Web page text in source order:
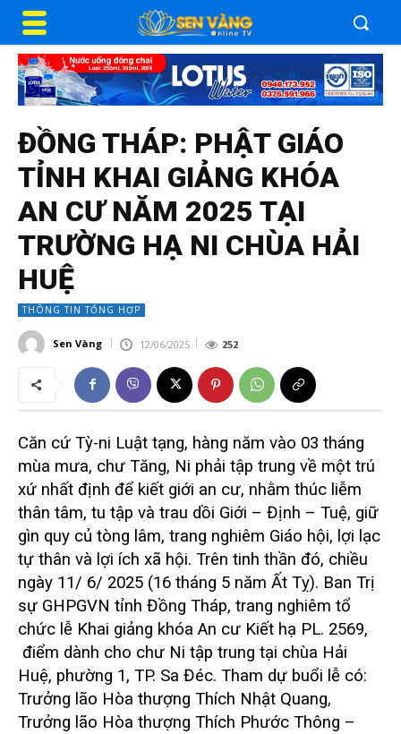
ĐỒNG THÁP: PHẬT GIÁO
TỈNH KHAI GIẢNG KHÓA
AN CƯ NĂM 2025 TẠI
TRƯỜNG HẠ NI CHÙA HẢI
HUỆ
THÔNG TIN TỔNG HỢP
Sen Vàng 12/06/2025 252
Căn cứ Tỳ-ni Luật tạng, hàng năm vào 03 tháng
mùa mưa, chư Tăng, Ni phải tập trung về một trú
xứ nhất định để kiết giới an cư, nhằm thúc liễm
thân tâm, tu tập và trau dồi Giới – Định – Tuệ, giữ
gìn quy củ tòng lâm, trang nghiêm Giáo hội, lợi lạc
tự thân và lợi ích xã hội. Trên tinh thần đó, chiều
ngày 11/ 6/ 2025 (16 tháng 5 năm Ất Tỵ). Ban Trị
sự GHPGVN tỉnh Đồng Tháp, trang nghiêm tổ
chức lễ Khai giảng khóa An cư Kiết hạ PL. 2569,
điểm dành cho chư Ni tập trung tại chùa Hải
Huệ, phường 1, TP. Sa Đéc. Tham dự buổi lễ có:
Trưởng lão Hòa thượng Thích Nhật Quang,
Trưởng lão Hòa thượng Thích Phước Thông –